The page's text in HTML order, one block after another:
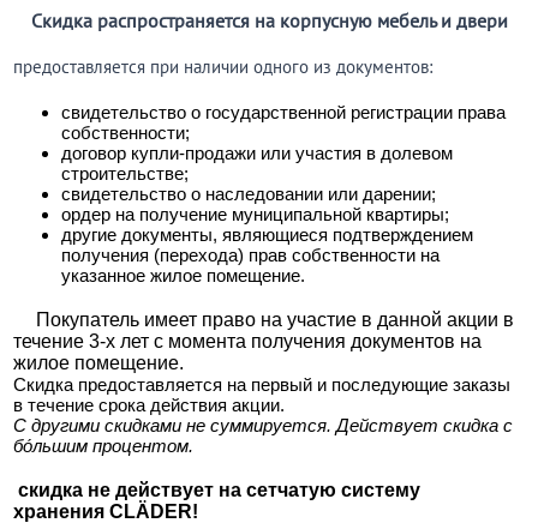
Скидка распространяется на корпусную мебель и двери
предоставляется при наличии одного из документов:
свидетельство о государственной регистрации права
собственности;
договор купли-продажи или участия в долевом
строительстве;
свидетельство о наследовании или дарении;
ордер на получение муниципальной квартиры;
другие документы, являющиеся подтверждением
получения (перехода) прав собственности на
указанное жилое помещение.
Покупатель имеет право на участие в данной акции в
течение 3-х лет с момента получения документов на
жилое помещение.
Скидка предоставляется на первый и последующие заказы
в течение срока действия акции.
С другими скидками не суммируется. Действует скидка с
бо́льшим процентом.
скидка не действует на сетчатую систему
хранения CLÄDER!